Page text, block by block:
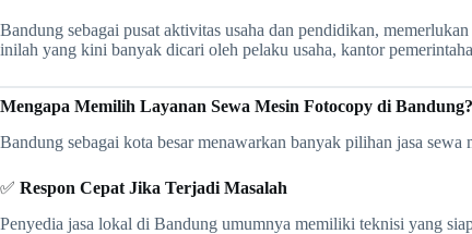
Bandung sebagai pusat aktivitas usaha dan pendidikan,
inilah yang kini banyak dicari oleh pelaku usaha, kantor
Mengapa Memilih Layanan Sewa Mesin Fotocopy di Bandung?
Bandung sebagai kota besar menawarkan banyak pilihan jasa
✅ Respon Cepat Jika Terjadi Masalah
Penyedia jasa lokal di Bandung umumnya memiliki teknisi yang